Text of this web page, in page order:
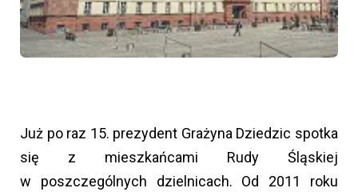
Już po raz 15. prezydent Grażyna Dziedzic spotka
się z mieszkańcami Rudy Śląskiej
w poszczególnych dzielnicach. Od 2011 roku